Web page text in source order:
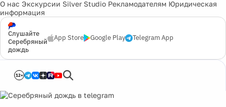
О нас Экскурсии Silver Studio Рекламодателям Юридическая
информация
Слушайте
Серебряный
дождь
App Store Google Play Telegram App
12+